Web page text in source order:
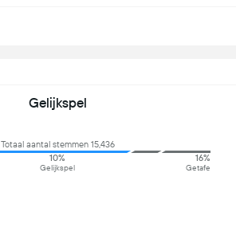
Gelijkspel
Totaal aantal stemmen 15,436
10%
Gelijkspel
16%
Getafe